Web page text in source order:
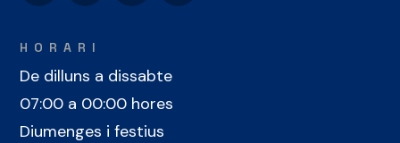
HORARI
De dilluns a dissabte
07:00 a 00:00 hores
Diumenges i festius